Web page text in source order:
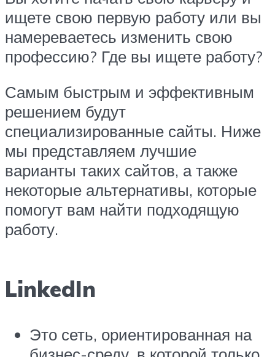
ищете свою первую работу или вы
намереваетесь изменить свою
профессию? Где вы ищете работу?
Самым быстрым и эффективным
решением будут
специализированные сайты. Ниже
мы представляем лучшие
варианты таких сайтов, а также
некоторые альтернативы, которые
помогут вам найти подходящую
работу.
LinkedIn
Это сеть, ориентированная на